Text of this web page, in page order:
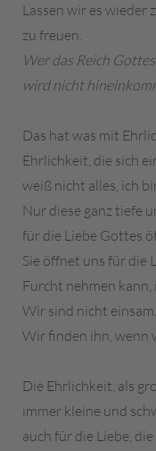
Lassen wir es wieder
zu freuen.
Wer das Reich
wird nicht
Das hat was mit
Ehrlichkeit, die sich
weiß nicht alles, ich
Nur diese ganz tiefe
für die Liebe Gottes
Sie öffnet uns für die
Furcht nehmen
Wir sind nicht
Wir finden ihn, wenn
Die Ehrlichkeit, als
immer kleine und
auch für die Liebe,